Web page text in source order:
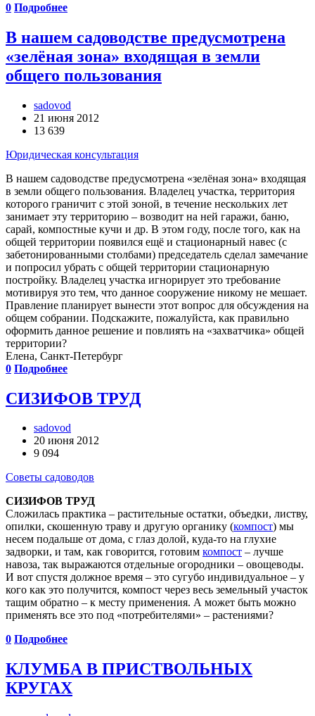
0 Подробнее
В нашем садоводстве предусмотрена
«зелёная зона» входящая в земли
общего пользования
sadovod
21 июня 2012
13 639
Юридическая консультация
В нашем садоводстве предусмотрена «зелёная зона» входящая
в земли общего пользования. Владелец участка, территория
которого граничит с этой зоной, в течение нескольких лет
занимает эту территорию – возводит на ней гаражи, баню,
сарай, компостные кучи и др. В этом году, после того, как на
общей территории появился ещё и стационарный навес (с
забетонированными столбами) председатель сделал замечание
и попросил убрать с общей территории стационарную
постройку. Владелец участка игнорирует это требование
мотивируя это тем, что данное сооружение никому не мешает.
Правление планирует вынести этот вопрос для обсуждения на
общем собрании. Подскажите, пожалуйста, как правильно
оформить данное решение и повлиять на «захватчика» общей
территории?
Елена, Санкт-Петербург
0 Подробнее
СИЗИФОВ ТРУД
sadovod
20 июня 2012
9 094
Советы садоводов
СИЗИФОВ ТРУД
Сложилась практика – растительные остатки, объедки, листву,
опилки, скошенную траву и другую органику (компост) мы
несем подальше от дома, с глаз долой, куда-то на глухие
задворки, и там, как говорится, готовим компост – лучше
навоза, так выражаются отдельные огородники – овощеводы.
И вот спустя должное время – это сугубо индивидуальное – у
кого как это получится, компост через весь земельный участок
тащим обратно – к месту применения. А может быть можно
применять все это под «потребителями» – растениями?
0 Подробнее
КЛУМБА В ПРИСТВОЛЬНЫХ
КРУГАХ